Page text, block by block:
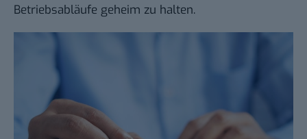
Betriebsabläufe geheim zu halten.